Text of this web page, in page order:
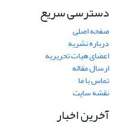
دسترسی سریع
صفحه اصلی
درباره نشریه
اعضای هیات تحریریه
ارسال مقاله
تماس با ما
نقشه سایت
آخرین اخبار